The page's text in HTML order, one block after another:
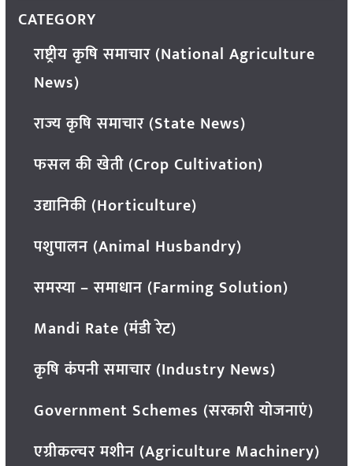
CATEGORY
राष्ट्रीय कृषि समाचार (National Agriculture
News)
राज्य कृषि समाचार (State News)
फसल की खेती (Crop Cultivation)
उद्यानिकी (Horticulture)
पशुपालन (Animal Husbandry)
समस्या – समाधान (Farming Solution)
Mandi Rate (मंडी रेट)
कृषि कंपनी समाचार (Industry News)
Government Schemes (सरकारी योजनाएं)
एग्रीकल्चर मशीन (Agriculture Machinery)